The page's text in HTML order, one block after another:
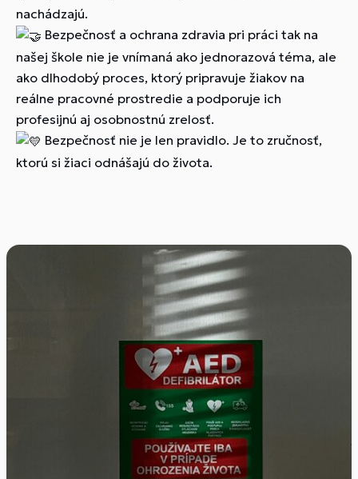
nachádzajú.
Bezpečnosť a ochrana zdravia pri práci tak na
našej škole nie je vnímaná ako jednorazová téma, ale
ako dlhodobý proces, ktorý pripravuje žiakov na
reálne pracovné prostredie a podporuje ich
profesijnú aj osobnostnú zrelosť.
Bezpečnosť nie je len pravidlo. Je to zručnosť,
ktorú si žiaci odnášajú do života.